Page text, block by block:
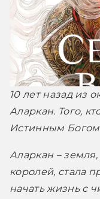
10 лет назад из
Аларкан. Того,
Истинным
Аларкан –
королей, стала
начать жизнь с